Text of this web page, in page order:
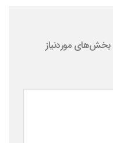
بخش‌های موردنیاز